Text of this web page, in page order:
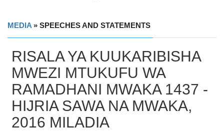
MEDIA » SPEECHES AND STATEMENTS
RISALA YA KUUKARIBISHA
MWEZI MTUKUFU WA
RAMADHANI MWAKA 1437 -
HIJRIA SAWA NA MWAKA,
2016 MILADIA